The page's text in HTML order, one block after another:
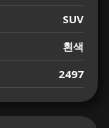
SUV
흰색
2497